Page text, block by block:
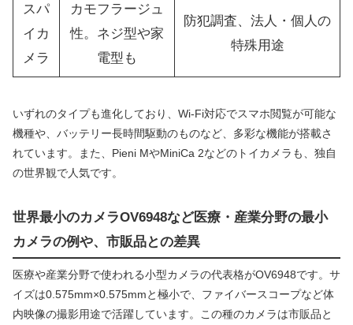
スパ
イカ
メラ
カモフラージュ
性。ネジ型や家
電型も
防犯調査、法人・個人の
特殊用途
いずれのタイプも進化しており、Wi-Fi対応でスマホ閲覧が可能な
機種や、バッテリー長時間駆動のものなど、多彩な機能が搭載さ
れています。また、Pieni MやMiniCa 2などのトイカメラも、独自
の世界観で人気です。
世界最小のカメラOV6948など医療・産業分野の最小
カメラの例や、市販品との差異
医療や産業分野で使われる小型カメラの代表格がOV6948です。サ
イズは0.575mm×0.575mmと極小で、ファイバースコープなど体
内映像の撮影用途で活躍しています。この種のカメラは市販品と